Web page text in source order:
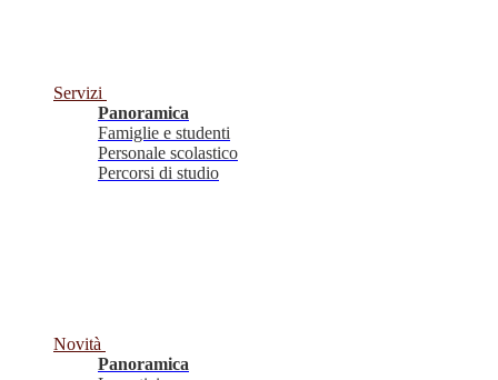
Servizi
Panoramica
Famiglie e studenti
Personale scolastico
Percorsi di studio
Novità
Panoramica